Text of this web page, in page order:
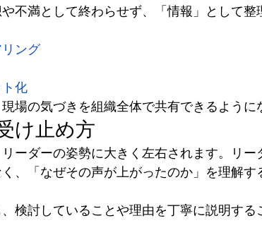
不満として終わらせず、「情報」として整
ング
化
場の気づきを組織全体で共有できるように
け止め方
ーダーの姿勢に大きく左右されます。リー
、「なぜその声が上がったのか」を理解す
検討していることや理由を丁寧に説明する